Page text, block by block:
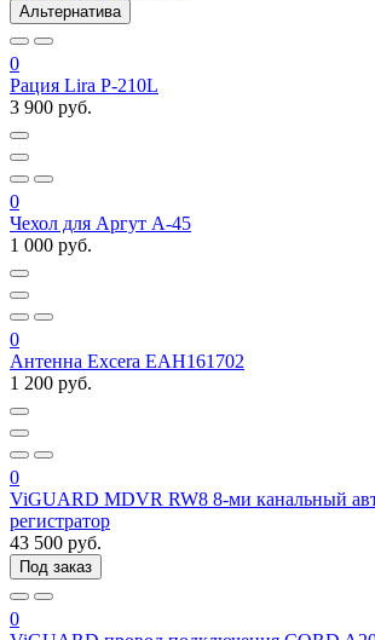
Альтернатива
0
Рация Lira P-210L
3 900 руб.
0
Чехол для Аргут А-45
1 000 руб.
0
Антенна Excera EAH161702
1 200 руб.
0
ViGUARD MDVR RW8 8-ми канальный
регистратор
43 500 руб.
Под заказ
0